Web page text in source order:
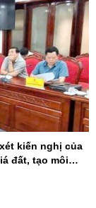
kiến nghị của
đất, tạo môi